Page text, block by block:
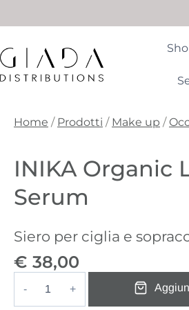
al
contenuto
Home / Prodotti / Make up /
INIKA Organic
Serum
Siero per ciglia e
€ 38,00